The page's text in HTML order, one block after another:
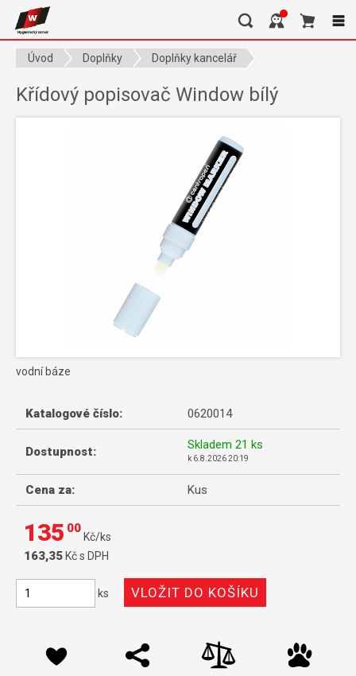
Úvod Doplňky
Doplňky kancelář
Křídový popisovač Window bílý
vodní báze
Katalogové číslo: 0620014
Dostupnost: Skladem 21 ks
k 6.8.2026 20:19
Cena za: Kus
135 00
Kč/ks
163,35 Kč s DPH
ks